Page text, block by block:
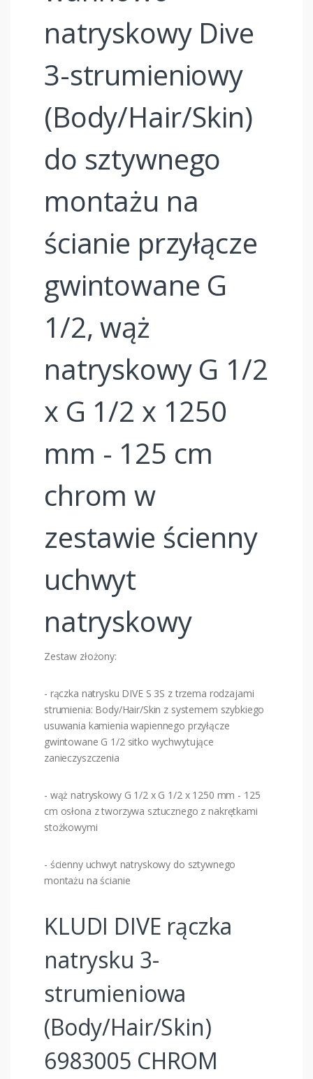
natryskowy Dive
3-strumieniowy
(Body/Hair/Skin)
do sztywnego
montażu na
ścianie przyłącze
gwintowane G
1/2, wąż
natryskowy G 1/2
x G 1/2 x 1250
mm - 125 cm
chrom w
zestawie ścienny
uchwyt
natryskowy
Zestaw złożony:
- rączka natrysku DIVE S 3S z trzema rodzajami
strumienia: Body/Hair/Skin z systemem szybkiego
usuwania kamienia wapiennego przyłącze
gwintowane G 1/2 sitko wychwytujące
zanieczyszczenia
- wąż natryskowy G 1/2 x G 1/2 x 1250 mm - 125
cm osłona z tworzywa sztucznego z nakrętkami
stożkowymi
- ścienny uchwyt natryskowy do sztywnego
montażu na ścianie
KLUDI DIVE rączka
natrysku 3-
strumieniowa
(Body/Hair/Skin)
6983005 CHROM